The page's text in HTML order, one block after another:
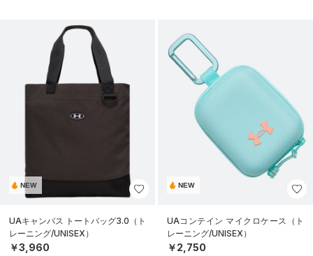
NEW
UAキャンバス トートバッグ3.0（ト
レーニング/UNISEX）
￥3,960
NEW
UAコンテイン マイクロケース（ト
レーニング/UNISEX）
￥2,750